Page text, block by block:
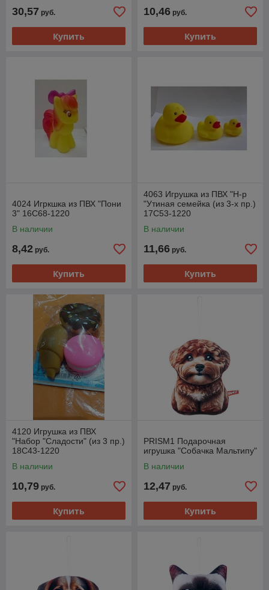
30,57 руб.
Купить
10,46 руб.
Купить
4024 Игркшка из ПВХ "Пони
3" 16С68-1220
В наличии
8,42 руб.
Купить
4063 Игрушка из ПВХ "Н-р
"Утиная семейка (из 3-х пр.)
17С53-1220
В наличии
11,66 руб.
Купить
4120 Игрушка из ПВХ
"Набор "Сладости" (из 3 пр.)
18С43-1220
В наличии
10,79 руб.
Купить
PRISM1 Подарочная
игрушка "Собачка Мальтипу"
В наличии
12,47 руб.
Купить